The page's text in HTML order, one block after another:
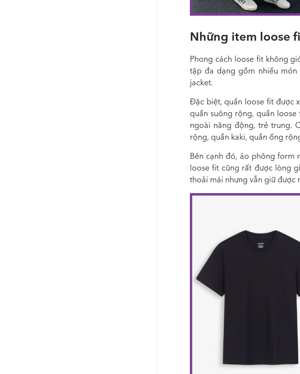
Những item loose
Phong cách loose fit không
tập đa dạng gồm nhiều
jacket.
Đặc biệt, quần loose fit được
quần suông rộng, quần
ngoài năng động, trẻ trung.
rộng, quần kaki, quần ống
Bên cạnh đó, áo phông form
loose fit cũng rất được lòng
thoải mái nhưng vẫn giữ được